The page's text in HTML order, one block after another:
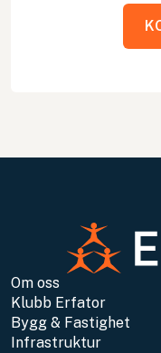
Om oss
Klubb Erfator
Bygg & Fastighet
Infrastruktur